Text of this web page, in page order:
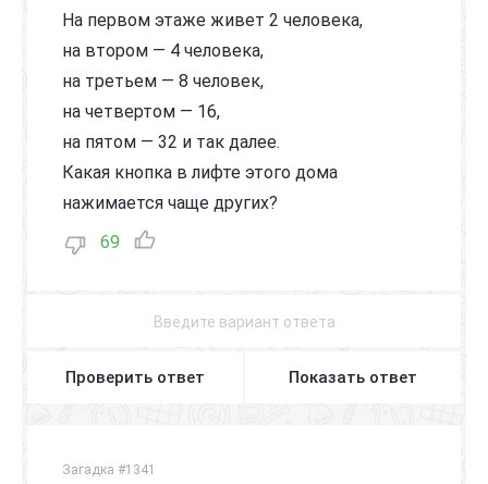
На первом этаже живет 2 человека,
на втором — 4 человека,
на третьем — 8 человек,
на четвертом — 16,
на пятом — 32 и так далее.
Какая кнопка в лифте этого дома
нажимается чаще других?
69
Проверить ответ Показать ответ
Загадка #1341